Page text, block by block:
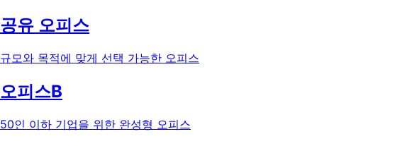
공유 오피스
규모와 목적에 맞게 선택 가능한 오피스
오피스B
50인 이하 기업을 위한 완성형 오피스